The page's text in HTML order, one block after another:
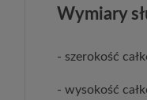
Wymiary
- szerokość
- wysokość